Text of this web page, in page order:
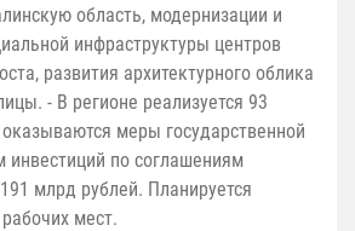
область, модернизации и
инфраструктуры центров
развития архитектурного облика
- В регионе реализуется 93
меры государственной
по соглашениям
млрд рублей. Планируется
мест.